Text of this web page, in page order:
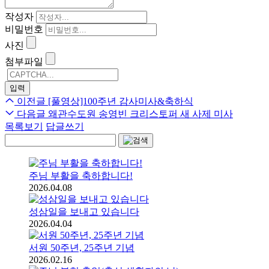
작성자
비밀번호
사진
첨부파일
이전글 [풀영상]100주년 감사미사&축하식
다음글 왜관수도원 송영빈 크리스토퍼 새 사제 미사
목록보기
답글쓰기
주님 부활을 축하합니다!
2026.04.08
성삼일을 보내고 있습니다
2026.04.04
서원 50주년, 25주년 기념
2026.02.16